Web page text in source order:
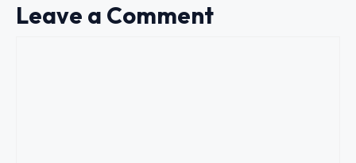
Leave a Comment